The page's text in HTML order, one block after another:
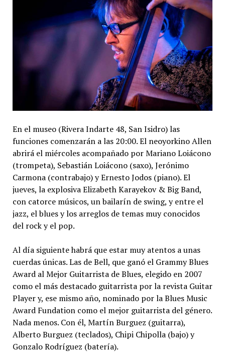
En el museo (Rivera Indarte 48, San Isidro) las
funciones comenzarán a las 20:00. El neoyorkino Allen
abrirá el miércoles acompañado por Mariano Loiácono
(trompeta), Sebastián Loiácono (saxo), Jerónimo
Carmona (contrabajo) y Ernesto Jodos (piano). El
jueves, la explosiva Elizabeth Karayekov & Big Band,
con catorce músicos, un bailarín de swing, y entre el
jazz, el blues y los arreglos de temas muy conocidos
del rock y el pop.
Al día siguiente habrá que estar muy atentos a unas
cuerdas únicas. Las de Bell, que ganó el Grammy Blues
Award al Mejor Guitarrista de Blues, elegido en 2007
como el más destacado guitarrista por la revista Guitar
Player y, ese mismo año, nominado por la Blues Music
Award Fundation como el mejor guitarrista del género.
Nada menos. Con él, Martín Burguez (guitarra),
Alberto Burguez (teclados), Chipi Chipolla (bajo) y
Gonzalo Rodríguez (batería).